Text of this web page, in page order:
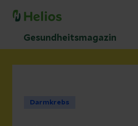
Gesundheitsmagazin
Darmkrebs